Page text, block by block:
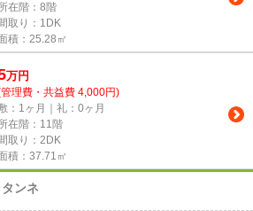
在階：8階
取り：1DK
積：25.28㎡
万円
理費・共益費 4,000円)
：1ヶ月｜礼：0ヶ月
在階：11階
取り：2DK
積：37.71㎡
ンネ